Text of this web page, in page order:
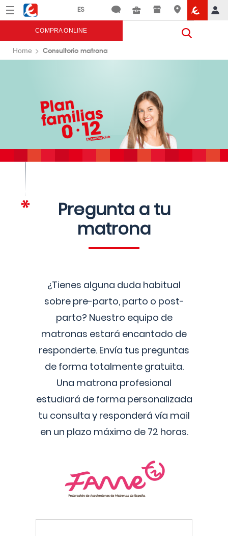
Menú Eroski
COMPRA ONLINE
Home Consultorio matrona
Pregunta a tu
matrona
¿Tienes alguna duda habitual
sobre pre-parto, parto o post-
parto? Nuestro equipo de
matronas estará encantado de
responderte. Envía tus preguntas
de forma totalmente gratuita.
Una matrona profesional
estudiará de forma personalizada
tu consulta y responderá vía mail
en un plazo máximo de 72 horas.